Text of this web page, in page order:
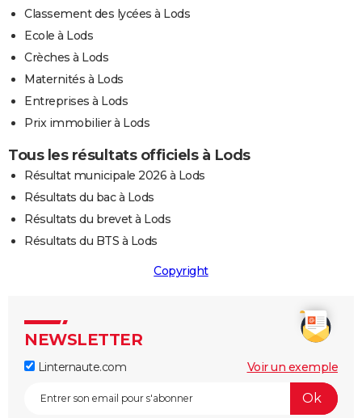
Classement des lycées à Lods
Ecole à Lods
Crèches à Lods
Maternités à Lods
Entreprises à Lods
Prix immobilier à Lods
Tous les résultats officiels à Lods
Résultat municipale 2026 à Lods
Résultats du bac à Lods
Résultats du brevet à Lods
Résultats du BTS à Lods
Copyright
NEWSLETTER
Linternaute.com Voir un exemple